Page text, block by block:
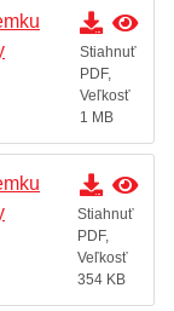
Stiahnuť
PDF,
Veľkosť
1 MB
Stiahnuť
PDF,
Veľkosť
354 KB